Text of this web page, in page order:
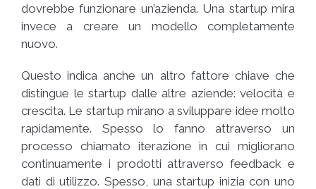
dovrebbe funzionare un’azienda. Una startup mira
invece a creare un modello completamente
nuovo.
Questo indica anche un altro fattore chiave che
distingue le startup dalle altre aziende: velocità e
crescita. Le startup mirano a sviluppare idee molto
rapidamente. Spesso lo fanno attraverso un
processo chiamato iterazione in cui migliorano
continuamente i prodotti attraverso feedback e
dati di utilizzo. Spesso, una startup inizia con uno